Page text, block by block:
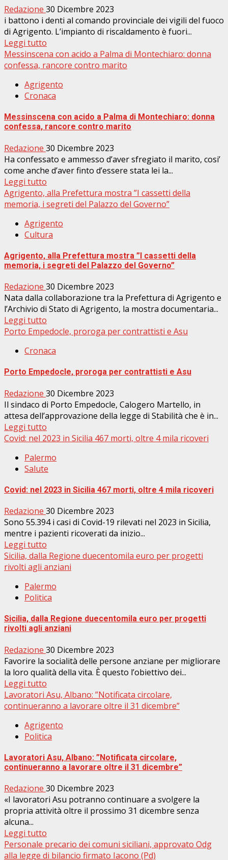
Redazione 30 Dicembre 2023
i battono i denti al comando provinciale dei vigili del fuoco
di Agrigento. L’impianto di riscaldamento è fuori...
Leggi tutto
Messinscena con acido a Palma di Montechiaro: donna
confessa, rancore contro marito
Agrigento
Cronaca
Messinscena con acido a Palma di Montechiaro: donna
confessa, rancore contro marito
Redazione 30 Dicembre 2023
Ha confessato e ammesso d’aver sfregiato il marito, cosi’
come anche d’aver finto d’essere stata lei la...
Leggi tutto
Agrigento, alla Prefettura mostra ”I cassetti della
memoria, i segreti del Palazzo del Governo”
Agrigento
Cultura
Agrigento, alla Prefettura mostra ”I cassetti della
memoria, i segreti del Palazzo del Governo”
Redazione 30 Dicembre 2023
Nata dalla collaborazione tra la Prefettura di Agrigento e
l’Archivio di Stato di Agrigento, la mostra documentaria...
Leggi tutto
Porto Empedocle, proroga per contrattisti e Asu
Cronaca
Porto Empedocle, proroga per contrattisti e Asu
Redazione 30 Dicembre 2023
Il sindaco di Porto Empedocle, Calogero Martello, in
attesa dell’approvazione della legge di Stabilità che è in...
Leggi tutto
Covid: nel 2023 in Sicilia 467 morti, oltre 4 mila ricoveri
Palermo
Salute
Covid: nel 2023 in Sicilia 467 morti, oltre 4 mila ricoveri
Redazione 30 Dicembre 2023
Sono 55.394 i casi di Covid-19 rilevati nel 2023 in Sicilia,
mentre i pazienti ricoverati da inizio...
Leggi tutto
Sicilia, dalla Regione duecentomila euro per progetti
rivolti agli anziani
Palermo
Politica
Sicilia, dalla Regione duecentomila euro per progetti
rivolti agli anziani
Redazione 30 Dicembre 2023
Favorire la socialità delle persone anziane per migliorare
la loro qualità della vita. È questo l’obiettivo dei...
Leggi tutto
Lavoratori Asu, Albano: ”Notificata circolare,
continueranno a lavorare oltre il 31 dicembre”
Agrigento
Politica
Lavoratori Asu, Albano: ”Notificata circolare,
continueranno a lavorare oltre il 31 dicembre”
Redazione 30 Dicembre 2023
«I lavoratori Asu potranno continuare a svolgere la
propria attività oltre il prossimo 31 dicembre senza
alcuna...
Leggi tutto
Personale precario dei comuni siciliani, approvato Odg
alla legge di bilancio firmato Iacono (Pd)